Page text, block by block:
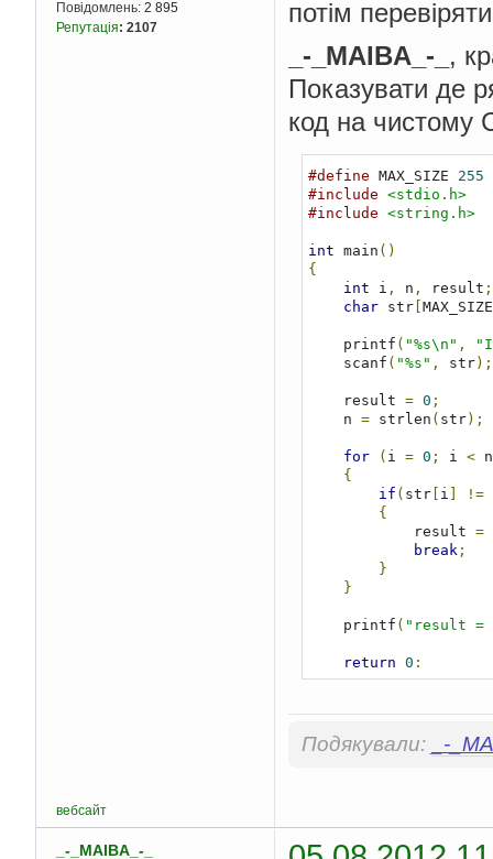
Повідомлень: 2 895
Репутація: 2107
потім
_-_MAIBA_-_ ,
Показувати де
код на чистому
#define MAX_SIZE 255
#include <stdio.h>
#include <string.h>
int main ()
{
int i , n , result ;
char str[MAX_SIZE
    printf
( "%s\n" ,
    scanf
( "%s" , str);
    result
= 0 ;
    n
= strlen ( str);
for ( i = 0 ; i < n
{
if ( str[ i ] !=
{
            result
=
break ;
}
}
    printf
( "result =
return 0 ;
}
Подякували: _-
вебсайт
_-_MAIBA_-_